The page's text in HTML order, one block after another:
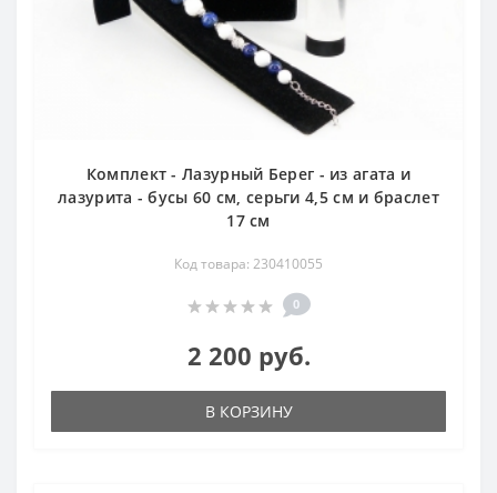
Комплект - Лазурный Берег - из агата и
лазурита - бусы 60 см, серьги 4,5 см и браслет
17 см
Код товара: 230410055
0
2 200 руб.
В КОРЗИНУ